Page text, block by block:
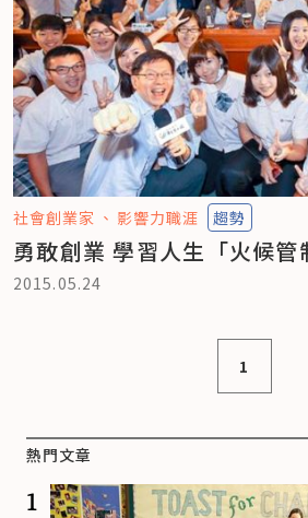
社會創業家 影響力職涯 趨勢
勇敢創業 學習人生「火候管
2015.05.24
1
熱門文章
1